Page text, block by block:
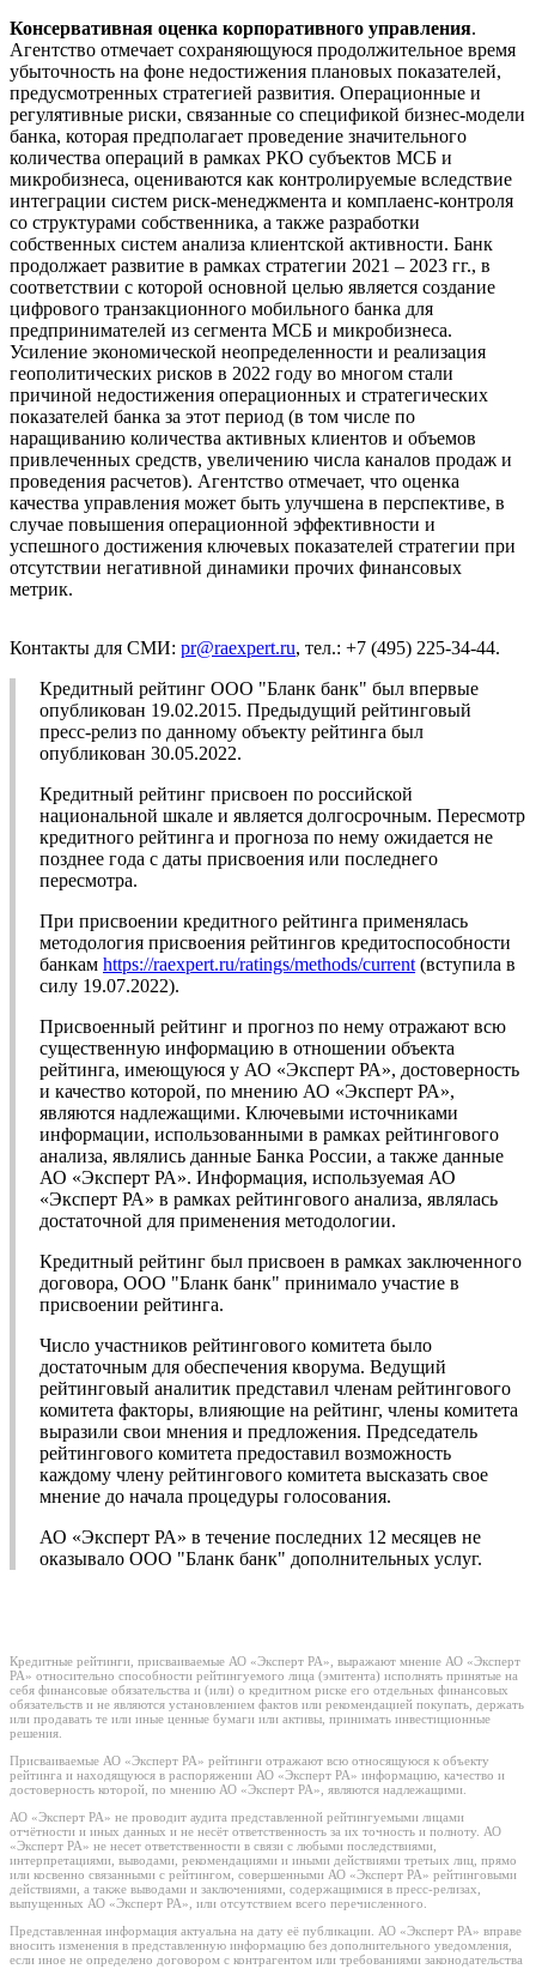
Консервативная оценка корпоративного управления.
Агентство отмечает сохраняющуюся продолжительное время
убыточность на фоне недостижения плановых показателей,
предусмотренных стратегией развития. Операционные и
регулятивные риски, связанные со спецификой бизнес-модели
банка, которая предполагает проведение значительного
количества операций в рамках РКО субъектов МСБ и
микробизнеса, оцениваются как контролируемые вследствие
интеграции систем риск-менеджмента и комплаенс-контроля
со структурами собственника, а также разработки
собственных систем анализа клиентской активности. Банк
продолжает развитие в рамках стратегии 2021 – 2023 гг., в
соответствии с которой основной целью является создание
цифрового транзакционного мобильного банка для
предпринимателей из сегмента МСБ и микробизнеса.
Усиление экономической неопределенности и реализация
геополитических рисков в 2022 году во многом стали
причиной недостижения операционных и стратегических
показателей банка за этот период (в том числе по
наращиванию количества активных клиентов и объемов
привлеченных средств, увеличению числа каналов продаж и
проведения расчетов). Агентство отмечает, что оценка
качества управления может быть улучшена в перспективе, в
случае повышения операционной эффективности и
успешного достижения ключевых показателей стратегии при
отсутствии негативной динамики прочих финансовых
метрик.
Контакты для СМИ: pr@raexpert.ru, тел.: +7 (495) 225-34-44.
Кредитный рейтинг ООО "Бланк банк" был впервые
опубликован 19.02.2015. Предыдущий рейтинговый
пресс-релиз по данному объекту рейтинга был
опубликован 30.05.2022.
Кредитный рейтинг присвоен по российской
национальной шкале и является долгосрочным. Пересмотр
кредитного рейтинга и прогноза по нему ожидается не
позднее года с даты присвоения или последнего
пересмотра.
При присвоении кредитного рейтинга применялась
методология присвоения рейтингов кредитоспособности
банкам https://raexpert.ru/ratings/methods/current (вступила в
силу 19.07.2022).
Присвоенный рейтинг и прогноз по нему отражают всю
существенную информацию в отношении объекта
рейтинга, имеющуюся у АО «Эксперт РА», достоверность
и качество которой, по мнению АО «Эксперт РА»,
являются надлежащими. Ключевыми источниками
информации, использованными в рамках рейтингового
анализа, являлись данные Банка России, а также данные
АО «Эксперт РА». Информация, используемая АО
«Эксперт РА» в рамках рейтингового анализа, являлась
достаточной для применения методологии.
Кредитный рейтинг был присвоен в рамках заключенного
договора, ООО "Бланк банк" принимало участие в
присвоении рейтинга.
Число участников рейтингового комитета было
достаточным для обеспечения кворума. Ведущий
рейтинговый аналитик представил членам рейтингового
комитета факторы, влияющие на рейтинг, члены комитета
выразили свои мнения и предложения. Председатель
рейтингового комитета предоставил возможность
каждому члену рейтингового комитета высказать свое
мнение до начала процедуры голосования.
АО «Эксперт РА» в течение последних 12 месяцев не
оказывало ООО "Бланк банк" дополнительных услуг.
Кредитные рейтинги, присваиваемые АО «Эксперт РА», выражают мнение АО «Эксперт
РА» относительно способности рейтингуемого лица (эмитента) исполнять принятые на
себя финансовые обязательства и (или) о кредитном риске его отдельных финансовых
обязательств и не являются установлением фактов или рекомендацией покупать, держать
или продавать те или иные ценные бумаги или активы, принимать инвестиционные
решения.
Присваиваемые АО «Эксперт РА» рейтинги отражают всю относящуюся к объекту
рейтинга и находящуюся в распоряжении АО «Эксперт РА» информацию, качество и
достоверность которой, по мнению АО «Эксперт РА», являются надлежащими.
АО «Эксперт РА» не проводит аудита представленной рейтингуемыми лицами
отчётности и иных данных и не несёт ответственность за их точность и полноту. АО
«Эксперт РА» не несет ответственности в связи с любыми последствиями,
интерпретациями, выводами, рекомендациями и иными действиями третьих лиц, прямо
или косвенно связанными с рейтингом, совершенными АО «Эксперт РА» рейтинговыми
действиями, а также выводами и заключениями, содержащимися в пресс-релизах,
выпущенных АО «Эксперт РА», или отсутствием всего перечисленного.
Представленная информация актуальна на дату её публикации. АО «Эксперт РА» вправе
вносить изменения в представленную информацию без дополнительного уведомления,
если иное не определено договором с контрагентом или требованиями законодательства